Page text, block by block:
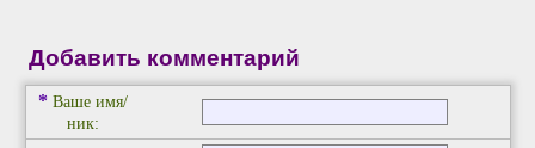
Добавить комментарий
* Ваше имя/
ник: